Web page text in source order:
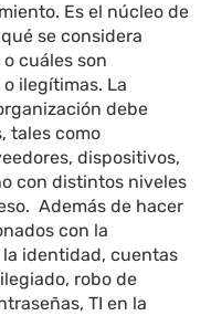
Es el núcleo de
se considera
cuáles son
ilegítimas. La
debe
tales como
dispositivos,
con distintos niveles
Además de hacer
con la
identidad, cuentas
robo de
TI en la